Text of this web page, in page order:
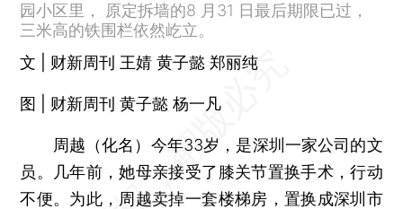
园小区里， 原定拆墙的8 月31 日最后期限已过，
三米高的铁围栏依然屹立。
文 | 财新周刊 王婧 黄子懿 郑丽纯
图 | 财新周刊 黄子懿 杨一凡
周越（化名）今年33岁，是深圳一家公司的文
员。几年前，她母亲接受了膝关节置换手术，行动
不便。为此，周越卖掉一套楼梯房，置换成深圳市